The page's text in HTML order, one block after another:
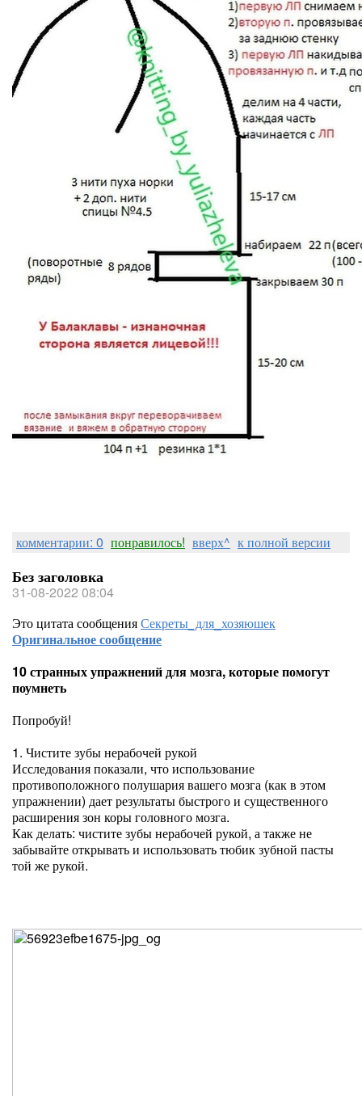
комментарии: 0 понравилось! вверх^ к полной версии
Без заголовка
31-08-2022 08:04
Это цитата сообщенияСекреты_для_хозяюшек
Оригинальное сообщение
10 странных упражнений для мозга, которые помогут
поумнеть
Попробуй!
1. Чистите зубы нерабочей рукой
Исследования показали, что использование
противоположного полушария вашего мозга (как в этом
упражнении) дает результаты быстрого и существенного
расширения зон коры головного мозга.
Как делать: чистите зубы нерабочей рукой, а также не
забывайте открывать и использовать тюбик зубной пасты
той же рукой.